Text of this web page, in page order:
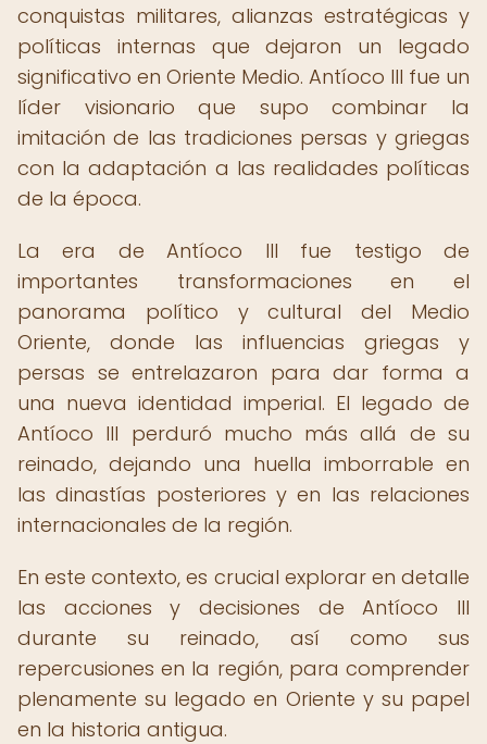
conquistas militares, alianzas estratégicas y
políticas internas que dejaron un legado
significativo en Oriente Medio. Antíoco III fue un
líder visionario que supo combinar la
imitación de las tradiciones persas y griegas
con la adaptación a las realidades políticas
de la época.
La era de Antíoco III fue testigo de
importantes transformaciones en el
panorama político y cultural del Medio
Oriente, donde las influencias griegas y
persas se entrelazaron para dar forma a
una nueva identidad imperial. El legado de
Antíoco III perduró mucho más allá de su
reinado, dejando una huella imborrable en
las dinastías posteriores y en las relaciones
internacionales de la región.
En este contexto, es crucial explorar en detalle
las acciones y decisiones de Antíoco III
durante su reinado, así como sus
repercusiones en la región, para comprender
plenamente su legado en Oriente y su papel
en la historia antigua.